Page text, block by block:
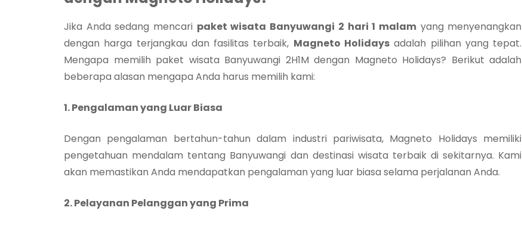
Jika Anda sedang mencari paket wisata Banyuwangi 2 hari 1 malamyang menyenangkan
dengan harga terjangkau dan fasilitas terbaik, Magneto Holidays adalah pilihan yang tepat.
Mengapa memilih paket wisata Banyuwangi 2H1M dengan Magneto Holidays? Berikut adalah
beberapa alasan mengapa Anda harus memilih kami:
1. Pengalaman yang Luar Biasa
Dengan pengalaman bertahun-tahun dalam industri pariwisata, Magneto Holidays memiliki
pengetahuan mendalam tentang Banyuwangi dan destinasi wisata terbaik di sekitarnya. Kami
akan memastikan Anda mendapatkan pengalaman yang luar biasa selama perjalanan Anda.
2. Pelayanan Pelanggan yang Prima